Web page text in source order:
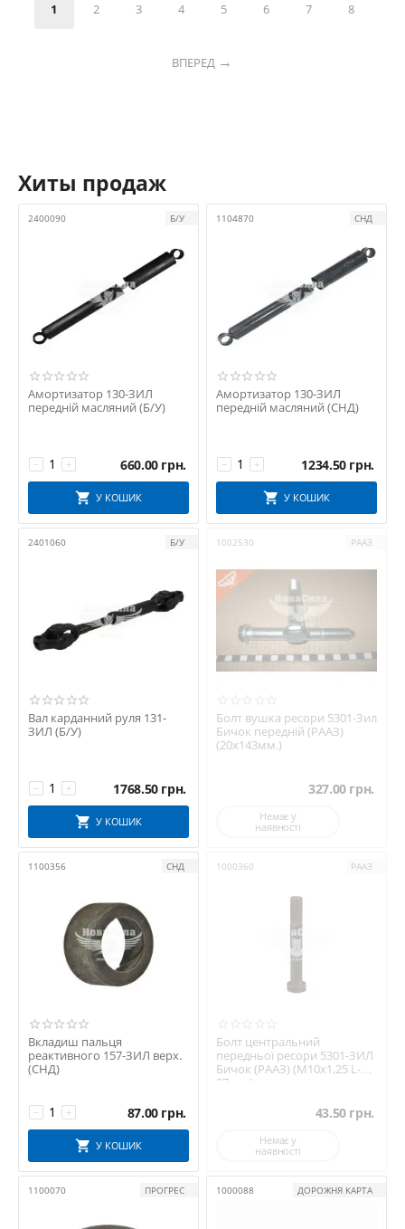
1 2 3 4 5 6 7 8
ВПЕРЕД
Хиты продаж
2400090 Б/У
Амортизатор 130-ЗИЛ
передній масляний (Б/У)
+
− 660.00 грн.
У КОШИК
1104870 СНД
Амортизатор 130-ЗИЛ
передній масляний (СНД)
+
− 1234.50 грн.
У КОШИК
2401060 Б/У
Вал карданний руля 131-
ЗИЛ (Б/У)
+
− 1768.50 грн.
У КОШИК
1002530 РААЗ
Болт вушка ресори 5301-Зил
Бичок передній (РААЗ)
(20х143мм.)
327.00 грн.
Немає у
наявності
1100356 СНД
Вкладиш пальця
реактивного 157-ЗИЛ верх.
(СНД)
+
− 87.00 грн.
У КОШИК
1000360 РААЗ
Болт центральний
передньої ресори 5301-ЗИЛ
Бичок (РААЗ) (М10х1,25 L-
87мм.)
43.50 грн.
Немає у
наявності
1100070 ПРОГРЕС 1000088 ДОРОЖНЯ КАРТА